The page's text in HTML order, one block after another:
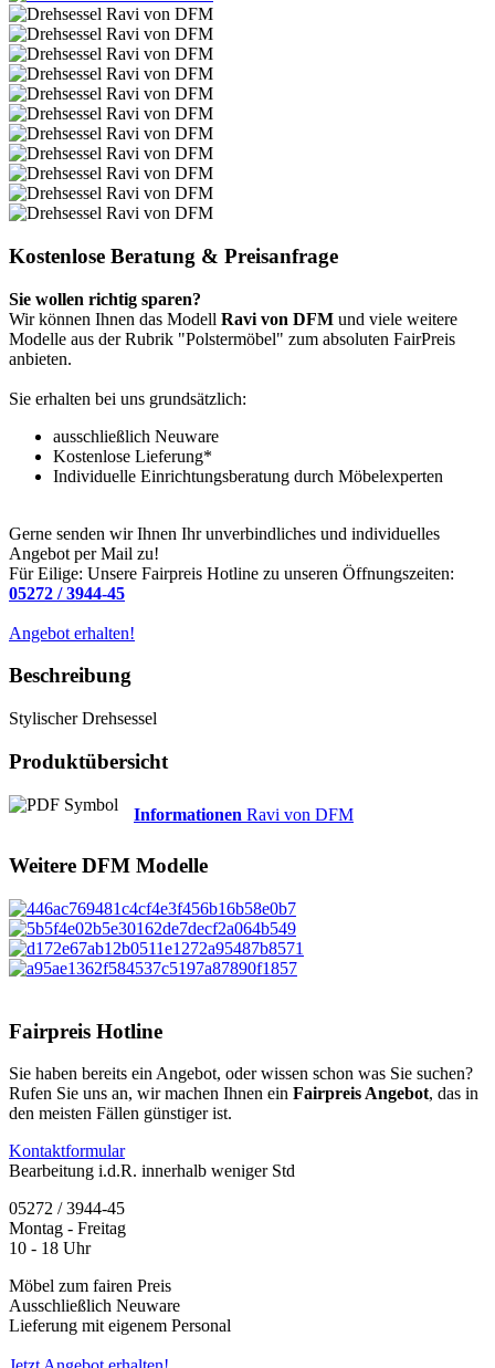
Kostenlose Beratung & Preisanfrage
Sie wollen richtig sparen?
Wir können Ihnen das Modell Ravi von DFM und viele weitere
Modelle aus der Rubrik "Polstermöbel" zum absoluten FairPreis
anbieten.
Sie erhalten bei uns grundsätzlich:
ausschließlich Neuware
Kostenlose Lieferung*
Individuelle Einrichtungsberatung durch Möbelexperten
Gerne senden wir Ihnen Ihr unverbindliches und individuelles
Angebot per Mail zu!
Für Eilige: Unsere Fairpreis Hotline zu unseren Öffnungszeiten:
05272 / 3944-45
Angebot erhalten!
Beschreibung
Stylischer Drehsessel
Produktübersicht
Informationen Ravi von DFM
Weitere DFM Modelle
Fairpreis Hotline
Sie haben bereits ein Angebot, oder wissen schon was Sie suchen?
Rufen Sie uns an, wir machen Ihnen ein Fairpreis Angebot, das in
den meisten Fällen günstiger ist.
Kontaktformular
Bearbeitung i.d.R. innerhalb weniger Std
05272 / 3944-45
Montag - Freitag
10 - 18 Uhr
Möbel zum fairen Preis
Ausschließlich Neuware
Lieferung mit eigenem Personal